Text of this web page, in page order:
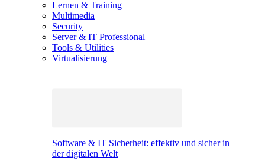
Lernen & Training
Multimedia
Security
Server & IT Professional
Tools & Utilities
Virtualisierung
Software & IT Sicherheit: effektiv und sicher in
der digitalen Welt